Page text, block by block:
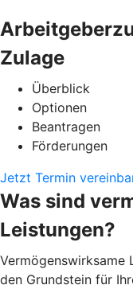
Zulage
Überblick
Optionen
Beantragen
Förderungen
Jetzt Termin
Was sind
Leistungen?
Vermögenswirksame
den Grundstein für